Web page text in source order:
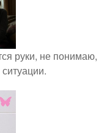
руки, не понимаю,